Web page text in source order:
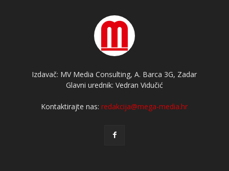
Izdavač: MV Media Consulting, A. Barca 3G, Zadar
Glavni urednik: Vedran Vidučić
Kontaktirajte nas:redakcija@mega-media.hr